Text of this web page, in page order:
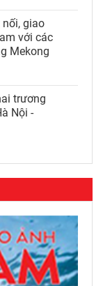
giao
với các
Mekong
trương
Nội -